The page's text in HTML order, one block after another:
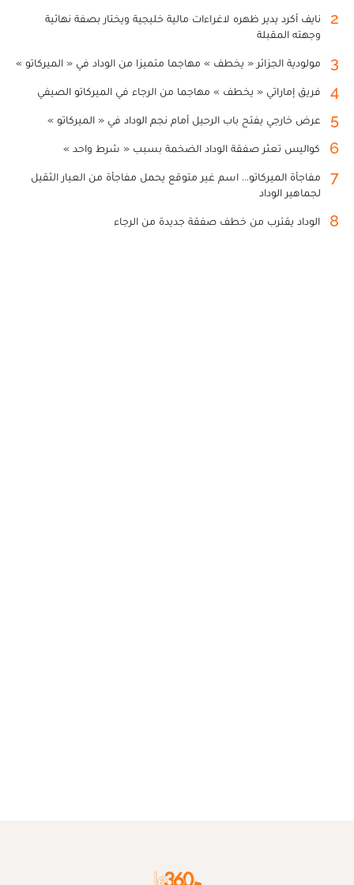
2
نايف أكرد يدير ظهره لاغراءات مالية خليجية ويختار بصفة نهائية
وجهته المقبلة
3 مولودية الجزائر « يخطف » مهاجما متميزا من الوداد في « الميركاتو »
4 فريق إماراتي « يخطف » مهاجما من الرجاء في الميركاتو الصيفي
5 عرض خارجي يفتح باب الرحيل أمام نجم الوداد في « الميركاتو »
6 كواليس تعثر صفقة الوداد الضخمة بسبب « شرط واحد »
7
مفاجأة الميركاتو... اسم غير متوقع يحمل مفاجأة من العيار الثقيل
لجماهير الوداد
8 الوداد يقترب من خطف صفقة جديدة من الرجاء